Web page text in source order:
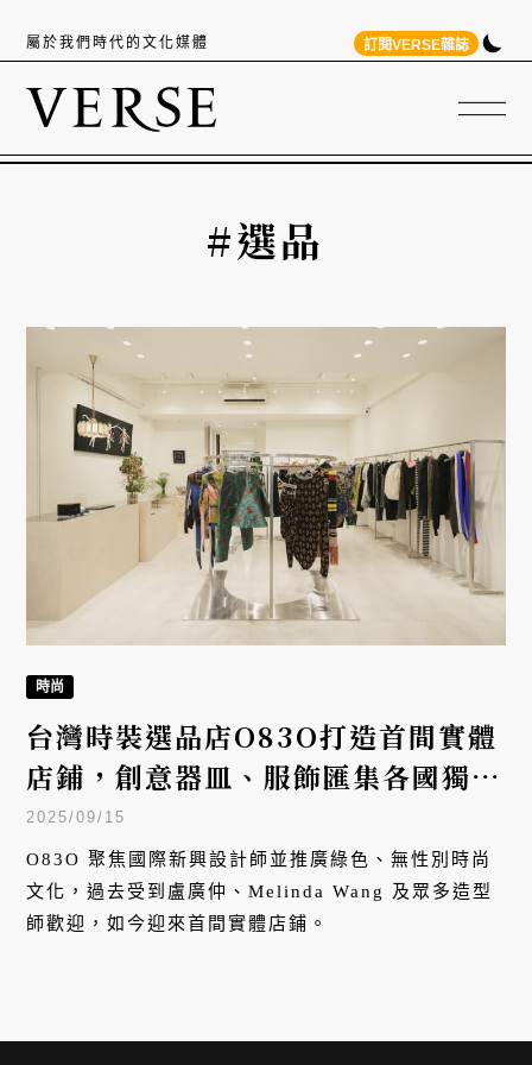
屬於我們時代的文化媒體 訂閱VERSE雜誌
#選品
時尚
台灣時裝選品店O83O打造首間實體
店鋪，創意器皿、服飾匯集各國獨立
設計師美學
2025/09/15
O83O 聚焦國際新興設計師並推廣綠色、無性別時尚
文化，過去受到盧廣仲、Melinda Wang 及眾多造型
師歡迎，如今迎來首間實體店鋪。